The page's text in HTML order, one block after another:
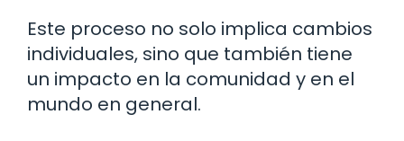
Este proceso no solo implica cambios
individuales, sino que también tiene
un impacto en la comunidad y en el
mundo en general.